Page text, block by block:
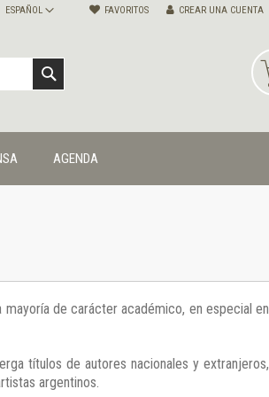
FAVORITOS CREAR UNA CUENTA
ESPAÑOL
AGENDA
de carácter académico, en especial en
títulos de autores nacionales y extranjeros,
argentinos.